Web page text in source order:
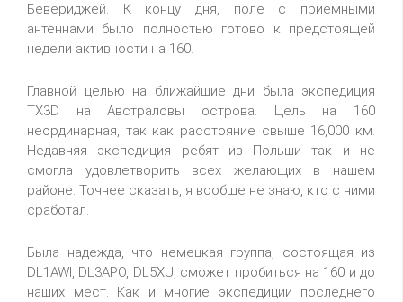
Бевериджей. К концу дня, поле с приемными
антеннами было полностью готово к предстоящей
недели активности на 160.
Главной целью на ближайшие дни была экспедиция
TX3D на Австраловы острова. Цель на 160
неординарная, так как расстояние свыше 16,000 км.
Недавняя экспедиция ребят из Польши так и не
смогла удовлетворить всех желающих в нашем
районе. Точнее сказать, я вообще не знаю, кто с ними
сработал.
Была надежда, что немецкая группа, состоящая из
DL1AWI, DL3APO, DL5XU, сможет пробиться на 160 и до
наших мест. Как и многие экспедиции последнего